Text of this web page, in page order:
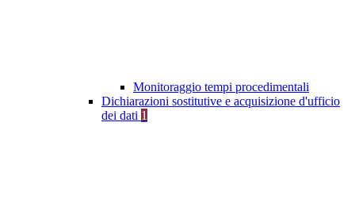
Monitoraggio tempi procedimentali
Dichiarazioni sostitutive e acquisizione d'ufficio
dei dati 1